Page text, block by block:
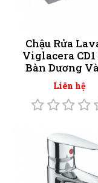
Chậu Rửa
Viglacera
Bàn Dương
Liên hệ